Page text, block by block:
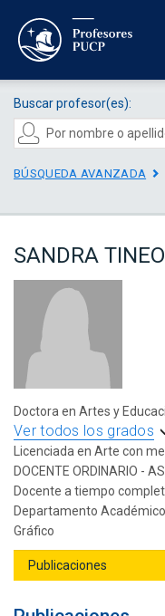
Buscar profesor(es):
BÚSQUEDA AVANZADA
SANDRA
Doctora en Artes y
Ver todos los grados
Licenciada en Arte con
DOCENTE ORDINARIO -
Docente a tiempo
Departamento
Gráfico